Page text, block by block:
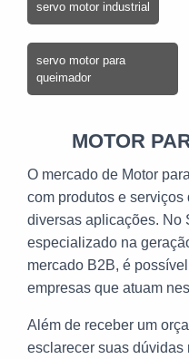
servo motor industrial
servo motor para
queimador
MOTOR
O mercado de Motor
com produtos e
diversas aplicações. No
especializado na
mercado B2B, é
empresas que atuam
Além de receber um
esclarecer suas dúvidas